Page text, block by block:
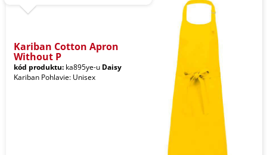
Kariban Cotton Apron
Without P
kód produktu: ka895ye-u Daisy
Kariban Pohlavie: Unisex